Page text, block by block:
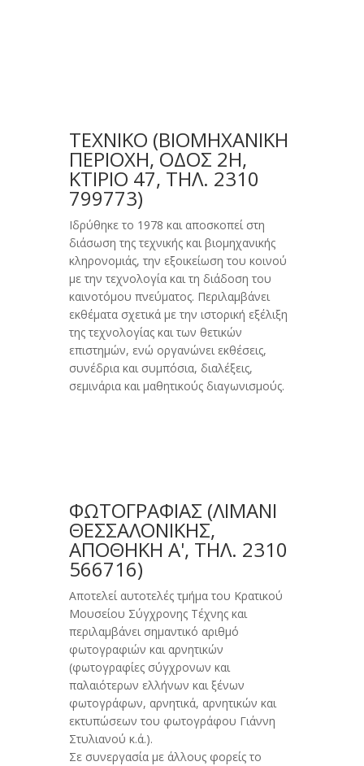
ΤΕΧΝΙΚΟ (BΙΟΜΗΧΑΝΙΚΉ
ΠΕΡΙΟΧΉ, ΟΔΌΣ 2Η,
ΚΤΊΡΙΟ 47, ΤΗΛ. 2310
799773)
Ιδρύθηκε το 1978 και αποσκοπεί στη
διάσωση της τεχνικής και βιομηχανικής
κληρονομιάς, την εξοικείωση του κοινού
με την τεχνολογία και τη διάδοση του
καινοτόμου πνεύματος. Περιλαμβάνει
εκθέματα σχετικά με την ιστορική εξέλιξη
της τεχνολογίας και των θετικών
επιστημών, ενώ οργανώνει εκθέσεις,
συνέδρια και συμπόσια, διαλέξεις,
σεμινάρια και μαθητικούς διαγωνισμούς.
ΦΩΤΟΓΡΑΦΙΑΣ (ΛΙΜΆΝΙ
ΘΕΣΣΑΛΟΝΊΚΗΣ,
ΑΠΟΘΉΚΗ Α', ΤΗΛ. 2310
566716)
Αποτελεί αυτοτελές τμήμα του Κρατικού
Μουσείου Σύγχρονης Τέχνης και
περιλαμβάνει σημαντικό αριθμό
φωτογραφιών και αρνητικών
(φωτογραφίες σύγχρονων και
παλαιότερων ελλήνων και ξένων
φωτογράφων, αρνητικά, αρνητικών και
εκτυπώσεων του φωτογράφου Γιάννη
Στυλιανού κ.ά.).
Σε συνεργασία με άλλους φορείς το